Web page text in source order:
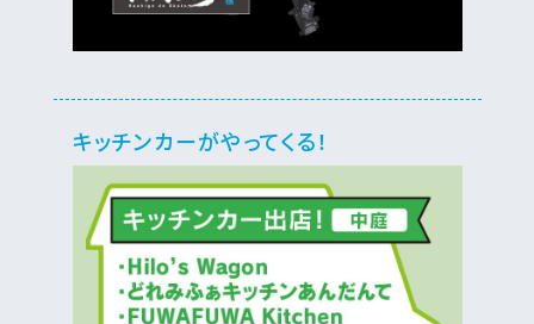
キッチンカーがやってくる！